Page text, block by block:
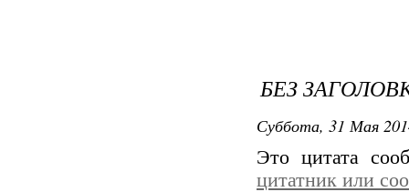
БЕЗ
Суббота, 31 Мая
Это цитата
цитатник или